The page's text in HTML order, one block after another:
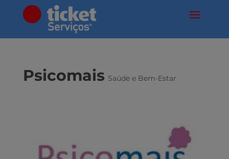
Psicomais Saúde e Bem-Estar